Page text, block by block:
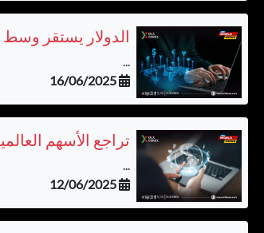
الدولار يستقر وسط
...
16/06/2025
تراجع الأسهم
...
12/06/2025